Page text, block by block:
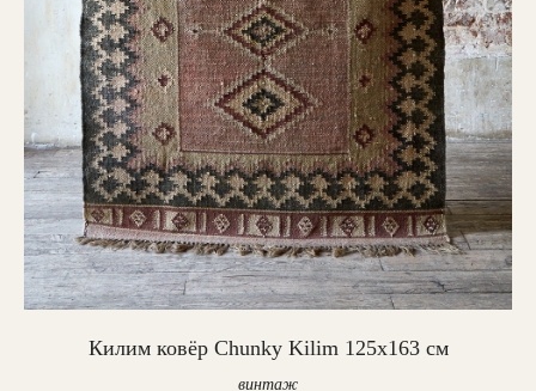
Килим ковёр Chunky Kilim 125х163 см
винтаж